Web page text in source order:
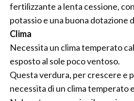
fertilizzante a lenta cessione,
potassio e una buona dotazione
Clima
Necessita un clima temperato
esposto al sole poco ventoso.
Questa verdura, per crescere e
necessita di un clima temperato